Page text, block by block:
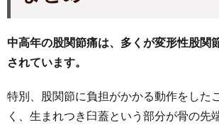
中高年の股関節痛は、多くが変形性股関
されています。
特別、股関節に負担がかかる動作をした
く、生まれつき臼蓋という部分が骨の先